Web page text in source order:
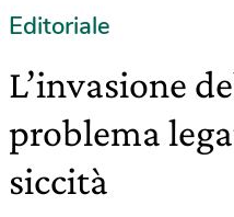
Editoriale
L’invasione
problema
siccità